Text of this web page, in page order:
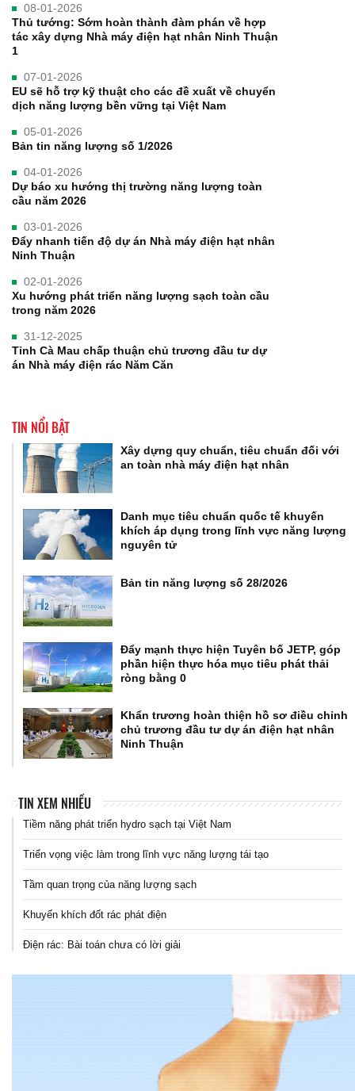
08-01-2026
Thủ tướng: Sớm hoàn thành đàm phán về hợp
tác xây dựng Nhà máy điện hạt nhân Ninh Thuận
1
07-01-2026
EU sẽ hỗ trợ kỹ thuật cho các đề xuất về chuyển
dịch năng lượng bền vững tại Việt Nam
05-01-2026
Bản tin năng lượng số 1/2026
04-01-2026
Dự báo xu hướng thị trường năng lượng toàn
cầu năm 2026
03-01-2026
Đẩy nhanh tiến độ dự án Nhà máy điện hạt nhân
Ninh Thuận
02-01-2026
Xu hướng phát triển năng lượng sạch toàn cầu
trong năm 2026
31-12-2025
Tỉnh Cà Mau chấp thuận chủ trương đầu tư dự
án Nhà máy điện rác Năm Căn
TIN NỔI BẬT
Xây dựng quy chuẩn, tiêu chuẩn đối với
an toàn nhà máy điện hạt nhân
Danh mục tiêu chuẩn quốc tế khuyến
khích áp dụng trong lĩnh vực năng lượng
nguyên tử
Bản tin năng lượng số 28/2026
Đẩy mạnh thực hiện Tuyên bố JETP, góp
phần hiện thực hóa mục tiêu phát thải
ròng bằng 0
Khẩn trương hoàn thiện hồ sơ điều chỉnh
chủ trương đầu tư dự án điện hạt nhân
Ninh Thuận
TIN XEM NHIỀU
Tiềm năng phát triển hydro sạch tại Việt Nam
Triển vọng việc làm trong lĩnh vực năng lượng tái tạo
Tầm quan trọng của năng lượng sạch
Khuyến khích đốt rác phát điện
Điện rác: Bài toán chưa có lời giải